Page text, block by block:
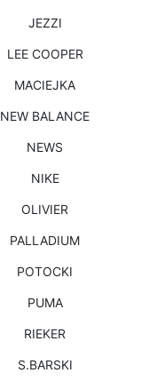
JEZZI
LEE COOPER
MACIEJKA
NEW BALANCE
NEWS
NIKE
OLIVIER
PALLADIUM
POTOCKI
PUMA
RIEKER
S.BARSKI